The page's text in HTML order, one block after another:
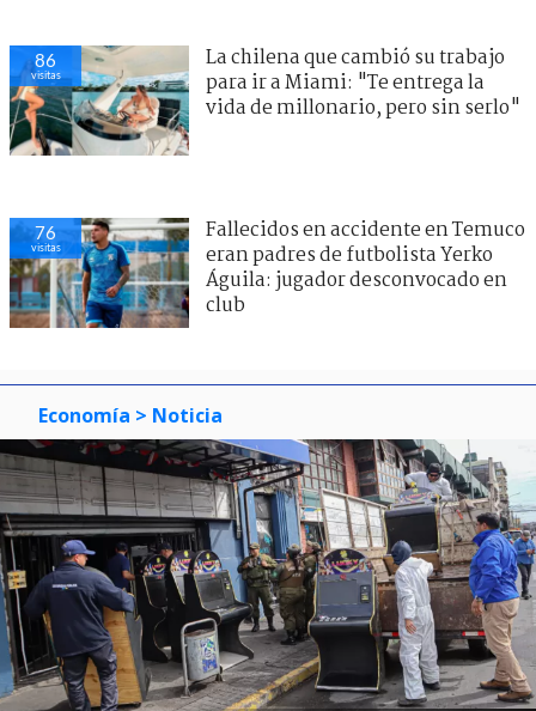
86
visitas
La chilena que cambió su trabajo
para ir a Miami: "Te entrega la
vida de millonario, pero sin serlo"
76
visitas
Fallecidos en accidente en Temuco
eran padres de futbolista Yerko
Águila: jugador desconvocado en
club
Economía > Noticia